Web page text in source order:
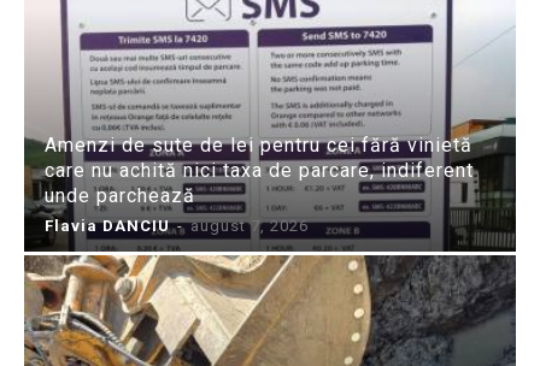
Amenzi de sute de lei pentru cei fără vinietă
care nu achită nici taxa de parcare, indiferent
unde parchează
Flavia DANCIU - august 7, 2026